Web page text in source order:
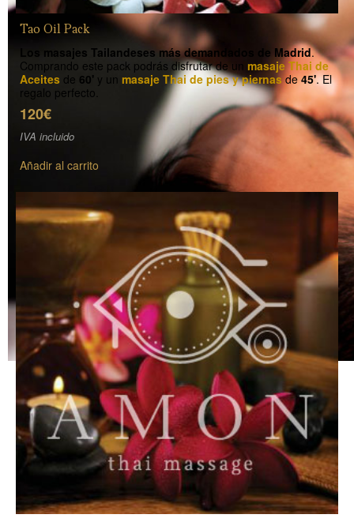
Tao Oil Pack
Los masajes Tailandeses más demandados de Madrid.
Comprando este pack podrás disfrutar de un masaje Thai de
Aceites de 60' y un masaje Thai de pies y piernasde45'. El
regalo perfecto.
120€
IVA incluido
Añadir al carrito